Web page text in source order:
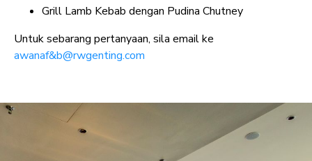
Grill Lamb Kebab dengan Pudina Chutney
Untuk sebarang pertanyaan, sila email ke
awanaf&b@rwgenting.com